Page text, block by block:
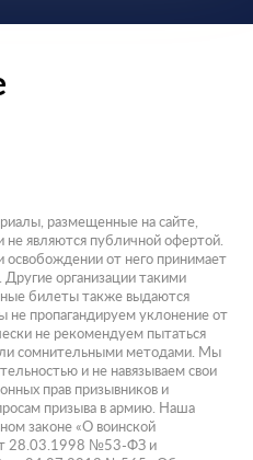
размещенные на сайте,
не являются публичной офертой.
от него принимает
Другие организации такими
билеты также выдаются
пропагандируем уклонение от
не рекомендуем пытаться
сомнительными методами. Мы
и не навязываем свои
прав призывников и
призыва в армию. Наша
законе «О воинской
28.03.1998 №53-ФЗ и